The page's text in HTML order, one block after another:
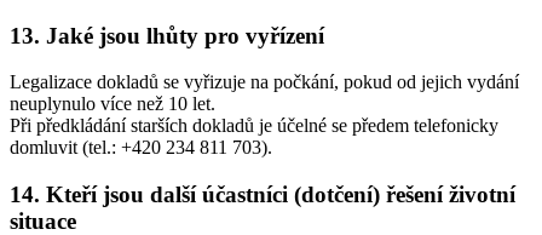
13. Jaké jsou lhůty pro vyřízení
Legalizace dokladů se vyřizuje na počkání, pokud od jejich vydání
neuplynulo více než 10 let.
Při předkládání starších dokladů je účelné se předem telefonicky
domluvit (tel.: +420 234 811 703).
14. Kteří jsou další účastníci (dotčení) řešení životní
situace